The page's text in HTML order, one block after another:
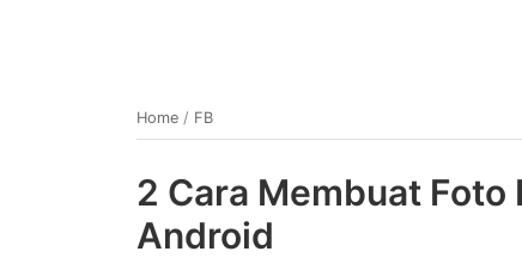
Home / FB
2 Cara Membuat
Android